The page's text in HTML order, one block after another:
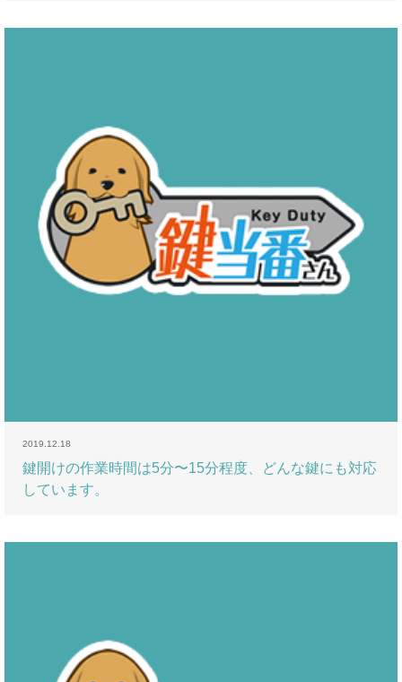
2019.12.18
鍵開けの作業時間は5分〜15分程度、どんな鍵にも対応
しています。